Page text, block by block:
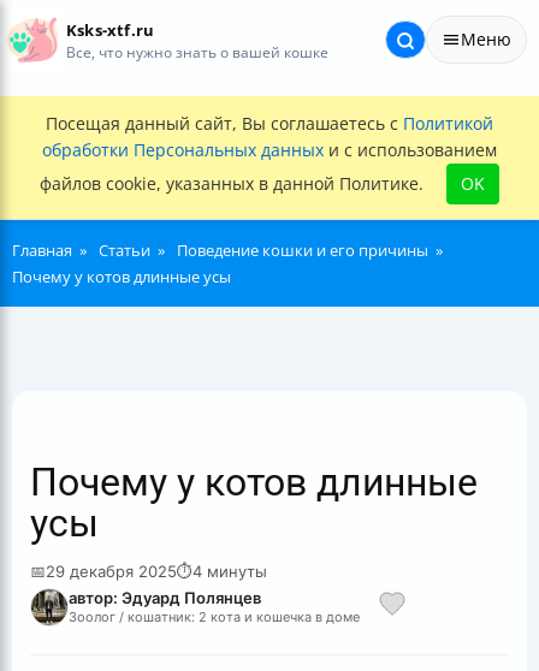
Ksks-xtf.ru
Все, что нужно знать о вашей кошке
Меню
Посещая данный сайт, Вы соглашаетесь с Политикой
обработки Персональных данных и с использованием
файлов cookie, указанных в данной Политике.
OK
Главная Статьи
Поведение кошки и его причины
Почему у котов длинные усы
Почему у котов длинные
усы
📅29 декабря 2025⏱4 минуты
автор: Эдуард Полянцев
Зоолог / кошатник: 2 кота и кошечка в доме